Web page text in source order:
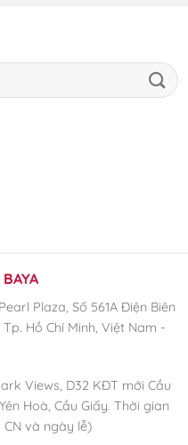
Plaza, Số 561A Điện Biên
Hồ Chí Minh, Việt Nam -
Views, D32 KĐT mới Cầu
Hoà, Cầu Giấy. Thời gian
và ngày lễ)